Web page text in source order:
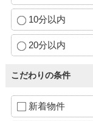
10分以内
20分以内
こだわりの条件
新着物件